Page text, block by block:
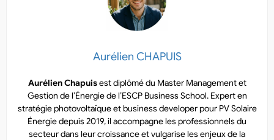
Aurélien CHAPUIS
Aurélien Chapuisest diplômé du Master Management et
Gestion de l’Énergie de l’ESCP Business School. Expert en
stratégie photovoltaïque et business developer pour PV Solaire
Énergie depuis 2019, il accompagne les professionnels du
secteur dans leur croissance et vulgarise les enjeux de la